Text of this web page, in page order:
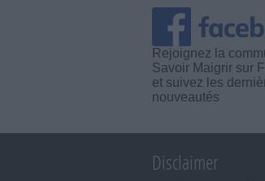
Rejoignez la
Savoir Maigrir sur
et suivez les
nouveautés
Disclaimer